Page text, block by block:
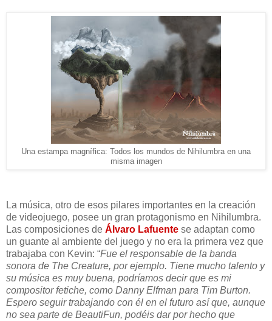
Una estampa magnífica: Todos los mundos de Nihilumbra en una
misma imagen
La música, otro de esos pilares importantes en la creación
de videojuego, posee un gran protagonismo en Nihilumbra.
Las composiciones de Álvaro Lafuente se adaptan como
un guante al ambiente del juego y no era la primera vez que
trabajaba con Kevin: “Fue el responsable de la banda
sonora de The Creature, por ejemplo. Tiene mucho talento y
su música es muy buena, podríamos decir que es mi
compositor fetiche, como Danny Elfman para Tim Burton.
Espero seguir trabajando con él en el futuro así que, aunque
no sea parte de BeautiFun, podéis dar por hecho que